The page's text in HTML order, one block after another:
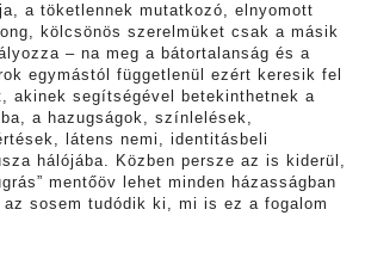
a töketlennek mutatkozó, elnyomott
kölcsönös szerelmüket csak a másik
– na meg a bátortalanság és a
egymástól függetlenül ezért keresik fel
akinek segítségével betekinthetnek a
a hazugságok, színlelések,
látens nemi, identitásbeli
hálójába. Közben persze az is kiderül,
mentőöv lehet minden házasságban
az sosem tudódik ki, mi is ez a fogalom